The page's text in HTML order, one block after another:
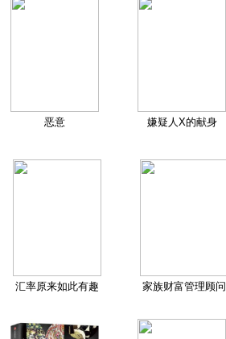
恶意 嫌疑人X的献身
汇率原来如此有趣 家族财富管理顾问